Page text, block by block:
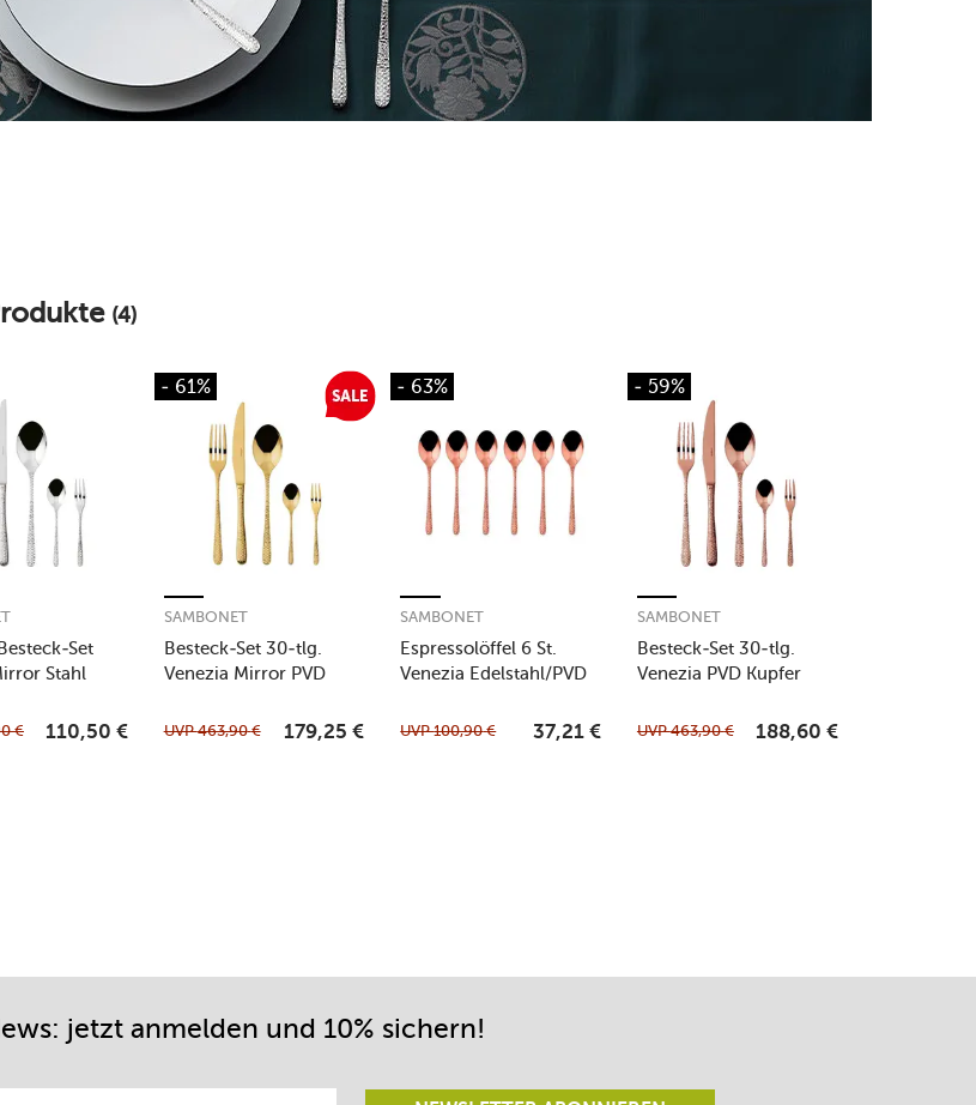
(4)
Set
Stahl
€ 110,50 €
- 61%
Besteck-Set 30-tlg.
Venezia Mirror PVD
SAMBONET
UVP463,90 € 179,25 €
- 63%
Espressolöffel 6 St.
Venezia Edelstahl/PVD
SAMBONET
UVP100,90 € 37,21 €
- 59%
Besteck-Set 30-tlg.
Venezia PVD Kupfer
SAMBONET
UVP463,90 € 188,60 €
jetzt anmelden und 10% sichern!